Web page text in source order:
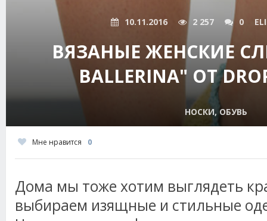
10.11.2016 2 257 0
ВЯЗАНЫЕ ЖЕНСКИЕ
BALLERINA" ОТ
НОСКИ, ОБУВЬ
Мне нравится 0
Дома мы тоже хотим выглядеть
выбираем изящные и стильные